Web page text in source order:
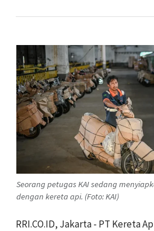
Seorang petugas KAI sedang
dengan kereta api. (Foto: KAI)
RRI.CO.ID, Jakarta - PT Kereta